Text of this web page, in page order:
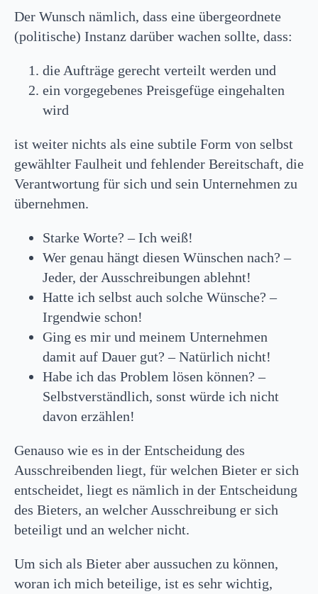
Der Wunsch nämlich, dass eine übergeordnete
(politische) Instanz darüber wachen sollte, dass:
die Aufträge gerecht verteilt werden und
ein vorgegebenes Preisgefüge eingehalten
wird
ist weiter nichts als eine subtile Form von selbst
gewählter Faulheit und fehlender Bereitschaft, die
Verantwortung für sich und sein Unternehmen zu
übernehmen.
Starke Worte? – Ich weiß!
Wer genau hängt diesen Wünschen nach? –
Jeder, der Ausschreibungen ablehnt!
Hatte ich selbst auch solche Wünsche? –
Irgendwie schon!
Ging es mir und meinem Unternehmen
damit auf Dauer gut? – Natürlich nicht!
Habe ich das Problem lösen können? –
Selbstverständlich, sonst würde ich nicht
davon erzählen!
Genauso wie es in der Entscheidung des
Ausschreibenden liegt, für welchen Bieter er sich
entscheidet, liegt es nämlich in der Entscheidung
des Bieters, an welcher Ausschreibung er sich
beteiligt und an welcher nicht.
Um sich als Bieter aber aussuchen zu können,
woran ich mich beteilige, ist es sehr wichtig,